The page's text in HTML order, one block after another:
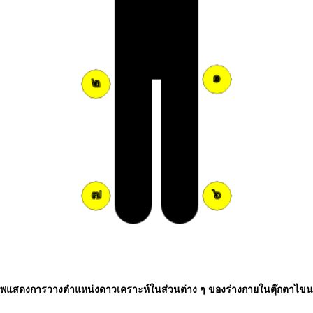
แสดงการวางตำแหน่งดาวเคราะห์ในส่วนต่าง ๆ ของร่างกายในตุ๊กตาไข